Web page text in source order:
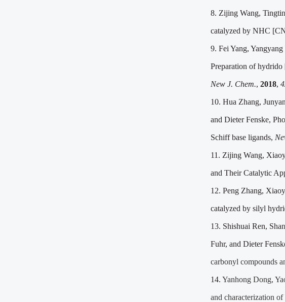
8. Zijing Wang,
catalyzed by NHC
9. Fei Yang,
Preparation of
New J. Chem., 2018,
10. Hua Zhang,
and Dieter Fenske,
Schiff base ligands,
11. Zijing Wang,
and Their Catalytic
12. Peng Zhang,
catalyzed by silyl
13. Shishuai Ren,
Fuhr, and Dieter
carbonyl compounds
14. Yanhong Dong,
and characterization